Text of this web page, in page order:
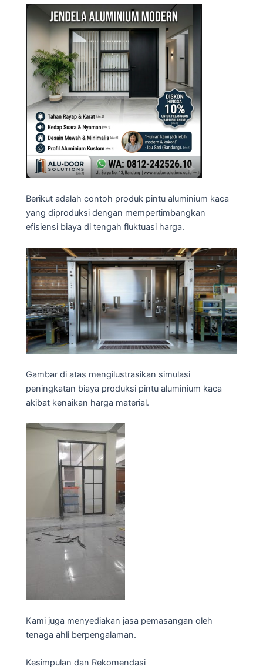
Berikut adalah contoh produk pintu aluminium kaca
yang diproduksi dengan mempertimbangkan
efisiensi biaya di tengah fluktuasi harga.
Gambar di atas mengilustrasikan simulasi
peningkatan biaya produksi pintu aluminium kaca
akibat kenaikan harga material.
Kami juga menyediakan jasa pemasangan oleh
tenaga ahli berpengalaman.
Kesimpulan dan Rekomendasi